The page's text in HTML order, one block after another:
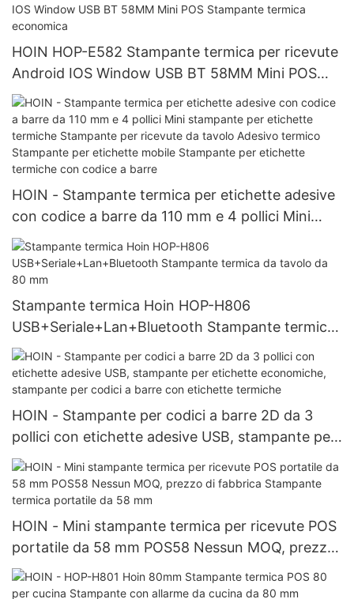
HOIN HOP-E582 Stampante termica per ricevute
Android IOS Window USB BT 58MM Mini POS
Stampante termica economica
HOIN - Stampante termica per etichette adesive
con codice a barre da 110 mm e 4 pollici Mini
stampante per etichette termiche Stampante per
ricevute da tavolo Adesivo termico Stampante
per etichette mobile Stampante per etichette
termiche con codice a barre
Stampante termica Hoin HOP-H806
USB+Seriale+Lan+Bluetooth Stampante termica
da tavolo da 80 mm
HOIN - Stampante per codici a barre 2D da 3
pollici con etichette adesive USB, stampante per
etichette economiche, stampante per codici a
barre con etichette termiche
HOIN - Mini stampante termica per ricevute POS
portatile da 58 mm POS58 Nessun MOQ, prezzo
di fabbrica Stampante termica portatile da 58
mm